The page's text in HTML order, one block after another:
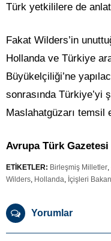
Türk yetkililere de
Fakat Wilders’in
Hollanda ve Türkiye
Büyükelçiliği’ne
sonrasında Türkiye’yi
Maslahatgüzarı temsil
Avrupa Türk
ETİKETLER: Birleşmiş Milletler,
Wilders, Hollanda, İçişleri
Yorumlar